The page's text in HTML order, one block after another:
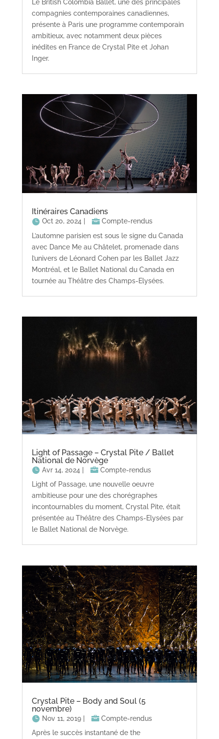
Le British Colombia Ballet, une des principales
compagnies contemporaines canadiennes,
présente à Paris une programme contemporain
ambitieux, avec notamment deux pièces
inédites en France de Crystal Pite et Johan
Inger.
Itinéraires Canadiens
Oct 20, 2024
Compte-rendus
L’automne parisien est sous le signe du Canada
avec Dance Me au Châtelet, promenade dans
l’univers de Léonard Cohen par les Ballet Jazz
Montréal, et le Ballet National du Canada en
tournée au Théâtre des Champs-Elysées.
Light of Passage – Crystal Pite / Ballet
National de Norvège
Avr 14, 2024 |
Compte-rendus
Light of Passage, une nouvelle oeuvre
ambitieuse pour une des chorégraphes
incontournables du moment, Crystal Pite, était
présentée au Théâtre des Champs-Elysées par
le Ballet National de Norvège.
Crystal Pite – Body and Soul (5
novembre)
Nov 11, 2019|
Compte-rendus
Après le succès instantané de the